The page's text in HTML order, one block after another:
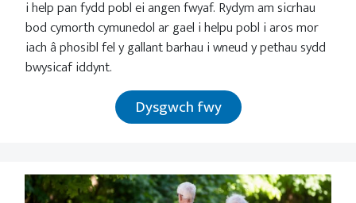
i help pan fydd pobl ei angen fwyaf. Rydym am sicrhau
bod cymorth cymunedol ar gael i helpu pobl i aros mor
iach â phosibl fel y gallant barhau i wneud y pethau sydd
bwysicaf iddynt.
Dysgwch fwy